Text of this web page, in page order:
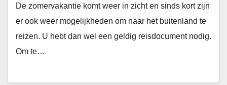
De zomervakantie komt weer in zicht en sinds kort zijn
er ook weer mogelijkheden om naar het buitenland te
reizen. U hebt dan wel een geldig reisdocument nodig.
Om te…